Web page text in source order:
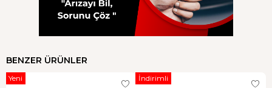
BENZER ÜRÜNLER
Yeni İndirimli